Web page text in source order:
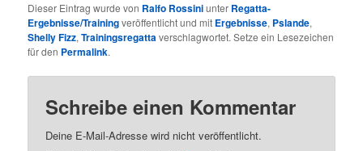
Dieser Eintrag wurde von Ralfo Rossiniunter Regatta-
Ergebnisse/Trainingveröffentlicht und mit Ergebnisse, Pslande,
Shelly Fizz,Trainingsregattaverschlagwortet. Setze ein Lesezeichen
für den Permalink.
Schreibe einen Kommentar
Deine E-Mail-Adresse wird nicht veröffentlicht.